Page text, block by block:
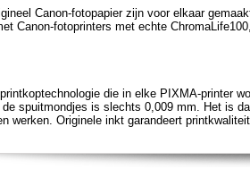
Canon-fotopapier zijn voor elkaar
Canon-fotoprinters met echte
die in elke PIXMA-printer
spuitmondjes is slechts 0,009 mm. Het is
werken. Originele inkt garandeert